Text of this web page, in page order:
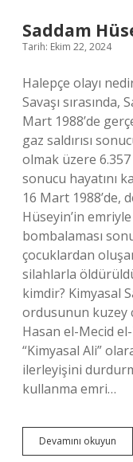
Saddam
Tarih: Ekim 22, 2024
Halepçe olayı
Savaşı
Mart 1988’de
gaz saldırısı
olmak üzere
sonucu hayatını
16 Mart 1988’de,
Hüseyin’in
bombalaması
çocuklardan
silahlarla
kimdir? Kimyasal
ordusunun kuzey
Hasan el-Mecid
“Kimyasal Ali”
ilerleyişini
kullanma emri…
Devamını okuyun